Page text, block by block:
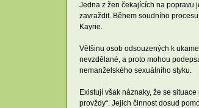
Jedna z žen čekajících na popravu
zavraždit. Během soudního
Kayrie.
Většinu osob odsouzených k
nevzdělané, a proto mohou
nemanželského sexuálního styku.
Existují však náznaky, že se
provždy“. Jejich činnost dosud